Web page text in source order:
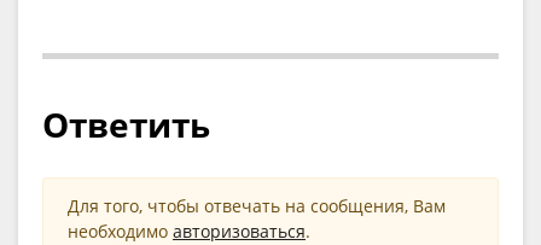
Ответить
Для того, чтобы отвечать на сообщения, Вам
необходимо авторизоваться.